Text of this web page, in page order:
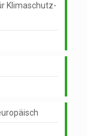
Klimaschutz-